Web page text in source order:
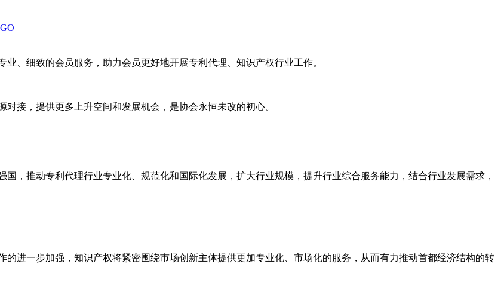
GO
、细致的会员服务，助力会员更好地开展专利代理、知识产权行业工作。
接，提供更多上升空间和发展机会，是协会永恒未改的初心。
，推动专利代理行业专业化、规范化和国际化发展，扩大行业规模，提升行业综合服务能力，结合行业发展需求，
进一步加强，知识产权将紧密围绕市场创新主体提供更加专业化、市场化的服务，从而有力推动首都经济结构的转